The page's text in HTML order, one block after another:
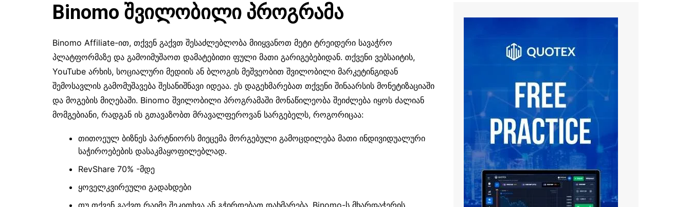
Binomo შვილობილი პროგრამა
Binomo Affiliate-ით, თქვენ გაქვთ შესაძლებლობა მიიყვანოთ მეტი ტრეიდერი სავაჭრო
პლატფორმაზე და გამოიმუშაოთ დამატებითი ფული მათი გარიგებებიდან. თქვენი ვებსაიტის,
YouTube არხის, სოციალური მედიის ან ბლოგის მეშვეობით შვილობილი მარკეტინგიდან
შემოსავლის გამომუშავება შესანიშნავი იდეაა. ეს დაგეხმარებათ თქვენი შინაარსის მონეტიზაციაში
და მოგების მიღებაში. Binomo შვილობილი პროგრამაში მონაწილეობა შეიძლება იყოს ძალიან
მომგებიანი, რადგან ის გთავაზობთ მრავალფეროვან სარგებელს, როგორიცაა:
თითოეულ ბიზნეს პარტნიორს მიეცემა მორგებული გამოცდილება მათი ინდივიდუალური
საჭიროებების დასაკმაყოფილებლად.
RevShare 70% -მდე
ყოველკვირეული გადახდები
თუ თქვენ გაქვთ რაიმე შეკითხვა ან გჭირდებათ დახმარება, Binomo-ს მხარდაჭერის